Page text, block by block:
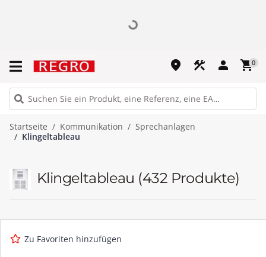
place construction person shopping_cart0
Startseite Kommunikation
Sprechanlagen
Klingeltableau
Klingeltableau (432 Produkte)
Zu Favoriten hinzufügen